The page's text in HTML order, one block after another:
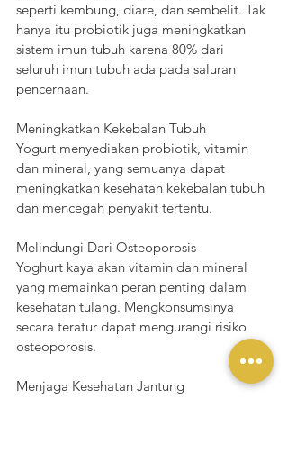
seperti kembung, diare, dan sembelit. Tak
hanya itu probiotik juga meningkatkan
sistem imun tubuh karena 80% dari
seluruh imun tubuh ada pada saluran
pencernaan.
Meningkatkan Kekebalan Tubuh
Yogurt menyediakan probiotik, vitamin
dan mineral, yang semuanya dapat
meningkatkan kesehatan kekebalan tubuh
dan mencegah penyakit tertentu.
Melindungi Dari Osteoporosis
Yoghurt kaya akan vitamin dan mineral
yang memainkan peran penting dalam
kesehatan tulang. Mengkonsumsinya
secara teratur dapat mengurangi risiko
osteoporosis.
Menjaga Kesehatan Jantung